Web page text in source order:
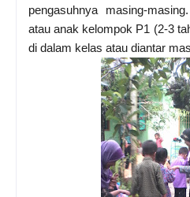
pengasuhnya masing-
atau anak kelompok P1 (2-3
di dalam kelas atau diantar